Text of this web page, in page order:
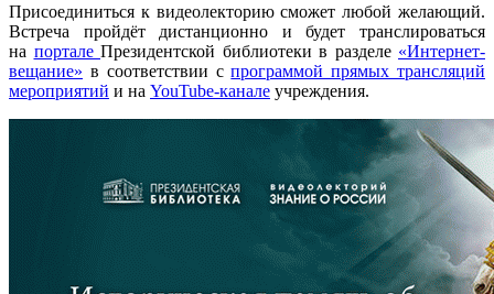
Присоединиться к видеолекторию сможет любой желающий.
Встреча пройдёт дистанционно и будет транслироваться
на портале Президентской библиотеки в разделе «Интернет-
вещание» в соответствии спрограммой прямых трансляций
мероприятий и на YouTube-канале учреждения.